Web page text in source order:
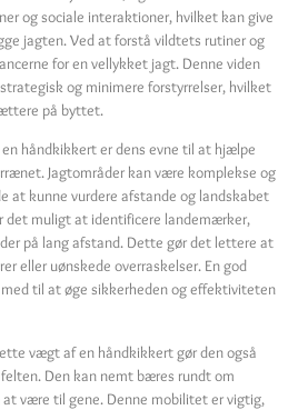
og sociale interaktioner, hvilket kan give
jagten. Ved at forstå vildtets rutiner og
for en vellykket jagt. Denne viden
og minimere forstyrrelser, hvilket
på byttet.
håndkikkert er dens evne til at hjælpe
Jagtområder kan være komplekse og
at kunne vurdere afstande og landskabet
det muligt at identificere landemærker,
på lang afstand. Dette gør det lettere at
eller uønskede overraskelser. En god
til at øge sikkerheden og effektiviteten
vægt af en håndkikkert gør den også
Den kan nemt bæres rundt om
at være til gene. Denne mobilitet er vigtig,